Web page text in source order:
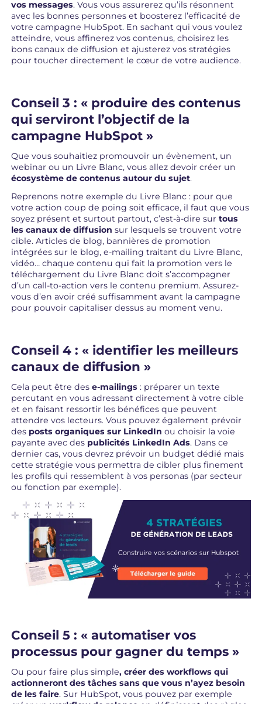
vos messages. Vous vous assurerez qu’ils résonnent
avec les bonnes personnes et boosterez l’efficacité de
votre campagne HubSpot. En sachant qui vous voulez
atteindre, vous affinerez vos contenus, choisirez les
bons canaux de diffusion et ajusterez vos stratégies
pour toucher directement le cœur de votre audience.
Conseil 3 : « produire des contenus
qui serviront l’objectif de la
campagne HubSpot »
Que vous souhaitiez promouvoir un évènement, un
webinar ou un Livre Blanc, vous allez devoir créer un
écosystème de contenus autour du sujet.
Reprenons notre exemple du Livre Blanc : pour que
votre action coup de poing soit efficace, il faut que vous
soyez présent et surtout partout, c’est-à-dire surtous
les canaux de diffusion sur lesquels se trouvent votre
cible. Articles de blog, bannières de promotion
intégrées sur le blog, e-mailing traitant du Livre Blanc,
vidéo… chaque contenu qui fait la promotion vers le
téléchargement du Livre Blanc doit s’accompagner
d’un call-to-action vers le contenu premium. Assurez-
vous d’en avoir créé suffisamment avant la campagne
pour pouvoir capitaliser dessus au moment venu.
Conseil 4 : « identifier les meilleurs
canaux de diffusion »
Cela peut être dese-mailings : préparer un texte
percutant en vous adressant directement à votre cible
et en faisant ressortir les bénéfices que peuvent
attendre vos lecteurs. Vous pouvez également prévoir
des posts organiques sur LinkedInou choisir la voie
payante avec des publicités LinkedIn Ads. Dans ce
dernier cas, vous devrez prévoir un budget dédié mais
cette stratégie vous permettra de cibler plus finement
les profils qui ressemblent à vos personas (par secteur
ou fonction par exemple).
Conseil 5 : « automatiser vos
processus pour gagner du temps »
Ou pour faire plus simple, créer des workflows qui
actionneront des tâches sans que vous n’ayez besoin
de les faire. Sur HubSpot, vous pouvez par exemple